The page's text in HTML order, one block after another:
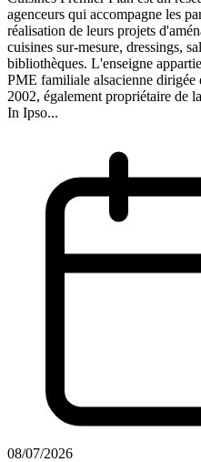
agenceurs qui accompagne les
réalisation de leurs projets
cuisines sur-mesure, dressings,
bibliothèques. L'enseigne
PME familiale alsacienne dirigée
2002, également propriétaire de
In Ipso...
08/07/2026